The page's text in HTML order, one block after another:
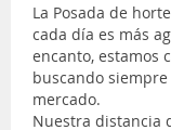
La Posada de
cada día es más
encanto, estamos
buscando
mercado.
Nuestra distancia